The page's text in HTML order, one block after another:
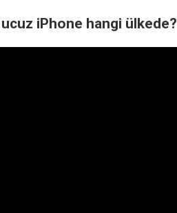
ucuz iPhone hangi ülkede?